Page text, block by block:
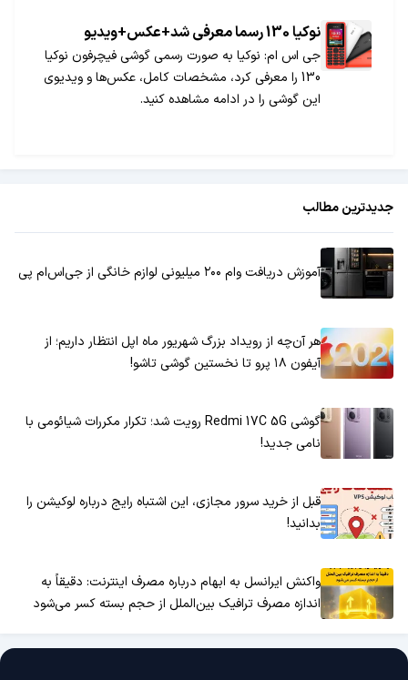
نوکیا 130 رسما معرفی شد+عکس+ویدیو
جی اس ام: نوکیا به صورت رسمی گوشی فیچرفون نوکیا
130 را معرفی کرد، مشخصات کامل، عکس‌ها و ویدیوی
این گوشی را در ادامه مشاهده کنید.
جدیدترین مطالب
آموزش دریافت وام ۲۰۰ میلیونی لوازم خانگی از جی‌اس‌ام پی
هر آن‌چه از رویداد بزرگ شهریور ماه اپل انتظار داریم؛ از
آیفون ۱۸ پرو تا نخستین گوشی تاشو!
گوشی Redmi 17C 5G رویت شد؛ تکرار مکررات شیائومی با
نامی جدید!
قبل از خرید سرور مجازی، این اشتباه رایج درباره لوکیشن را
بدانید!
واکنش ایرانسل به ابهام درباره مصرف اینترنت: دقیقاً به
اندازه مصرف ترافیک بین‌الملل از حجم بسته کسر می‌شود